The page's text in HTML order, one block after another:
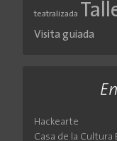
teatralizada
Visita guiada
Hackearte
Casa de la Cultura